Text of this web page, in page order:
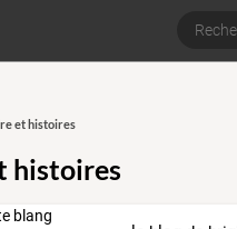
et histoires
histoires